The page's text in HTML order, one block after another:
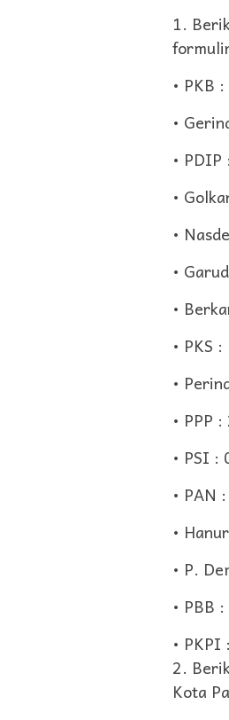
1.
• PKB
•
• PDIP
•
•
•
•
• PKS :
•
• PPP :
• PSI :
• PAN
•
• P.
• PBB
• PKPI
2.
Kota